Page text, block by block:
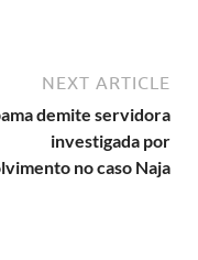
NEXT ARTICLE
demite servidora
investigada por
no caso Naja